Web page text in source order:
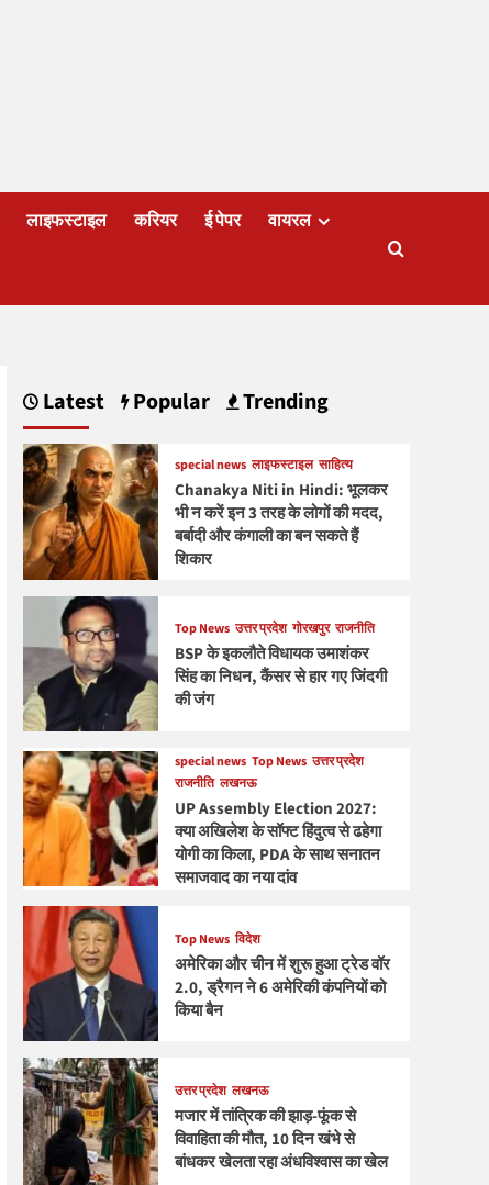
लाइफस्टाइल करियर ई पेपर वायरल
Latest Popular Trending
special news लाइफस्टाइल साहित्य
Chanakya Niti in Hindi: भूलकर
भी न करें इन 3 तरह के लोगों की मदद,
बर्बादी और कंगाली का बन सकते हैं
शिकार
Top News उत्तर प्रदेश गोरखपुर राजनीति
BSP के इकलौते विधायक उमाशंकर
सिंह का निधन, कैंसर से हार गए जिंदगी
की जंग
special news Top News उत्तर प्रदेश
राजनीति लखनऊ
UP Assembly Election 2027:
क्या अखिलेश के सॉफ्ट हिंदुत्व से ढहेगा
योगी का किला, PDA के साथ सनातन
समाजवाद का नया दांव
Top News विदेश
अमेरिका और चीन में शुरू हुआ ट्रेड वॉर
2.0, ड्रैगन ने 6 अमेरिकी कंपनियों को
किया बैन
उत्तर प्रदेश लखनऊ
मजार में तांत्रिक की झाड़-फूंक से
विवाहिता की मौत, 10 दिन खंभे से
बांधकर खेलता रहा अंधविश्वास का खेल